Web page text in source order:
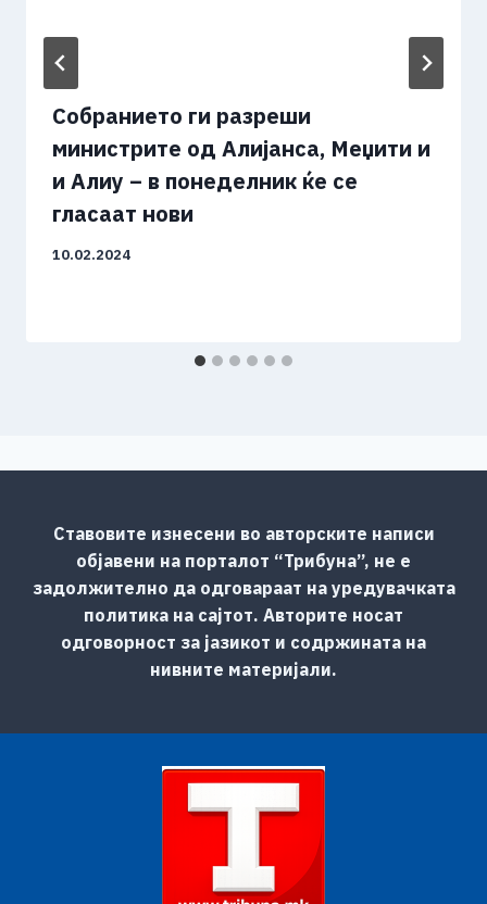
Собранието ги разреши
министрите од Алијанса, Меџити и
и Алиу – в понеделник ќе се
гласаат нови
10.02.2024
Ставовите изнесени во авторските написи
објавени на порталот “Трибуна”, не е
задолжително да одговараат на уредувачката
политика на сајтот. Авторите носат
одговорност за јазикот и содржината на
нивните материјали.